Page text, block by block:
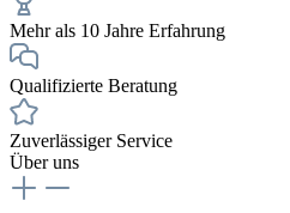
Mehr als 10 Jahre Erfahrung
Qualifizierte Beratung
Zuverlässiger Service
Über uns